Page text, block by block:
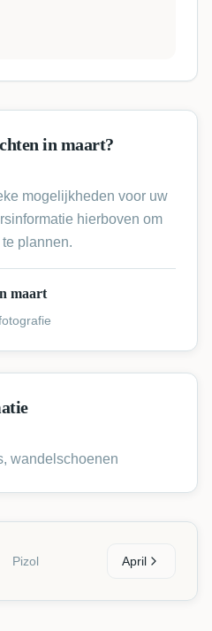
in maart?
mogelijkheden voor uw
hierboven om
plannen.
maart
wandelschoenen
Pizol April